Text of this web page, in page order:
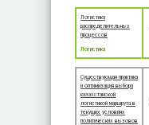
Логистика
распределительных
процессов
Логистика
Существующая практика
и оптимизация выбора
казахстанской
логистикой маршрута в
текущих условиях
политических вызовов